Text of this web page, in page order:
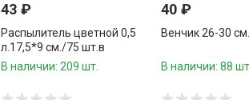
43 ₽
Распылитель цветной 0,5
л.17,5*9 см./75 шт.в
коробке/ 1 шт.
В наличии: 209 шт.
40 ₽
Венчик 26-30
В наличии: 88 шт.